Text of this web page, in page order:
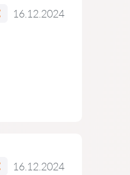
16.12.2024
16.12.2024